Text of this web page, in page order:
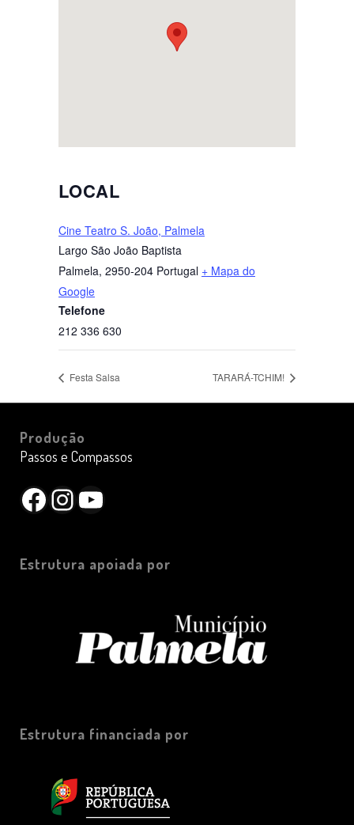
LOCAL
Cine Teatro S. João, Palmela
Largo São João Baptista
Palmela, 2950-204 Portugal + Mapa do
Google
Telefone
212 336 630
Festa Salsa TARARÁ-TCHIM!
Produção
Passos e Compassos
Facebook
Instagram
YouTube
Estrutura apoiada por
Estrutura financiada por